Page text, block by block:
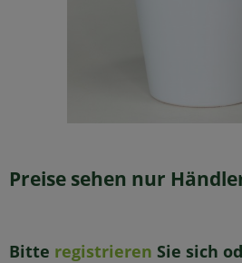
Preise sehen nur
Bitte registrieren Sie sich